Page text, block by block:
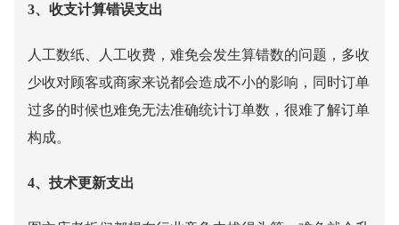
3、收支计算错误支出
人工数纸、人工收费，难免会发生算错数的问题，多收
少收对顾客或商家来说都会造成不小的影响，同时订单
过多的时候也难免无法准确统计订单数，很难了解订单
构成。
4、技术更新支出